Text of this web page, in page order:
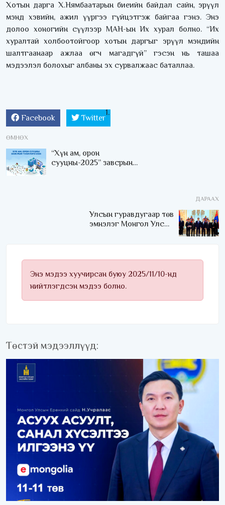
Хотын дарга Х.Нямбаатарын биеийн байдал сайн, эрүүл
мэнд хэвийн, ажил үүргээ гүйцэтгэж байгаа гэнэ. Энэ
долоо хоногийн сүүлээр МАН-ын Их хурал болно. “Их
хуралтай холбоотойгоор хотын даргыг эрүүл мэндийн
шалтгаанаар ажлаа өгч магадгүй” гэсэн нь ташаа
мэдээлэл болохыг албаны эх сурвалжаас баталлаа.
Facebook Twitter
ӨМНӨХ
“Хүн ам, орон
сууцны-2025” завсрын
ДАРААХ
Улсын гуравдугаар төв
эмнэлэг Монгол Улсын
Энэ мэдээ хуучирсан буюу 2025/11/10-нд
нийтлэгдсэн мэдээ болно.
Төстэй мэдээллүүд: